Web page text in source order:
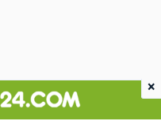
×